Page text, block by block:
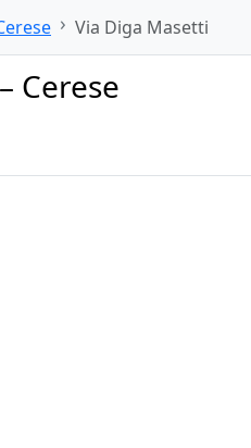
Via Diga Masetti
Cerese